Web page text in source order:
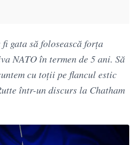
gata să folosească forţa
NATO în termen de 5 ani. Să
cu toţii pe flancul estic
într-un discurs la Chatham